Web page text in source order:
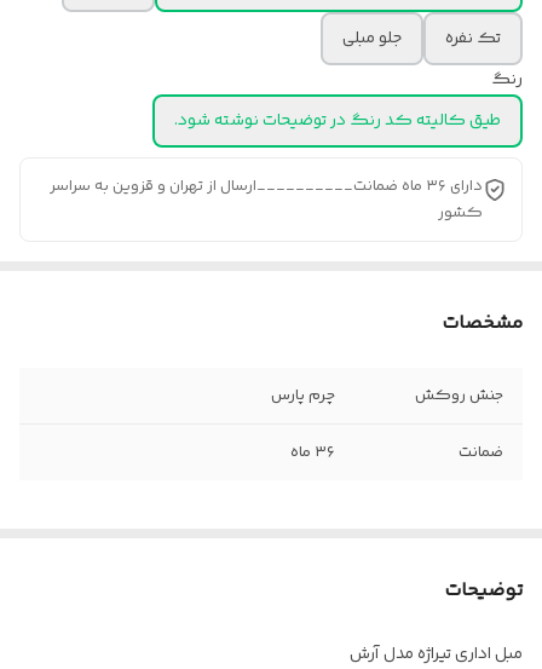
تک نفره
جلو مبلی
رنگ
طیق کالیته کد رنگ در توضیحات نوشته شود.
دارای ۳۶ ماه ضمانت__________ارسال از تهران و قزوین به سراسر
کشور
مشخصات
جنش روکش چرم پارس
ضمانت ۳۶ ماه
توضیحات
مبل اداری تیراژه مدل آرش